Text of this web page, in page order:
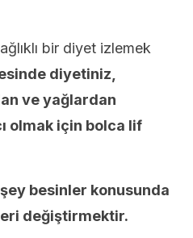
bir diyet izlemek
diyetiniz,
ve yağlardan
olmak için bolca lif
besinler konusunda
değiştirmektir.